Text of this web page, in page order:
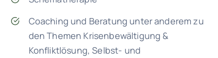
Coaching und Beratung unter anderem zu
den Themen Krisenbewältigung &
Konfliktlösung, Selbst- und